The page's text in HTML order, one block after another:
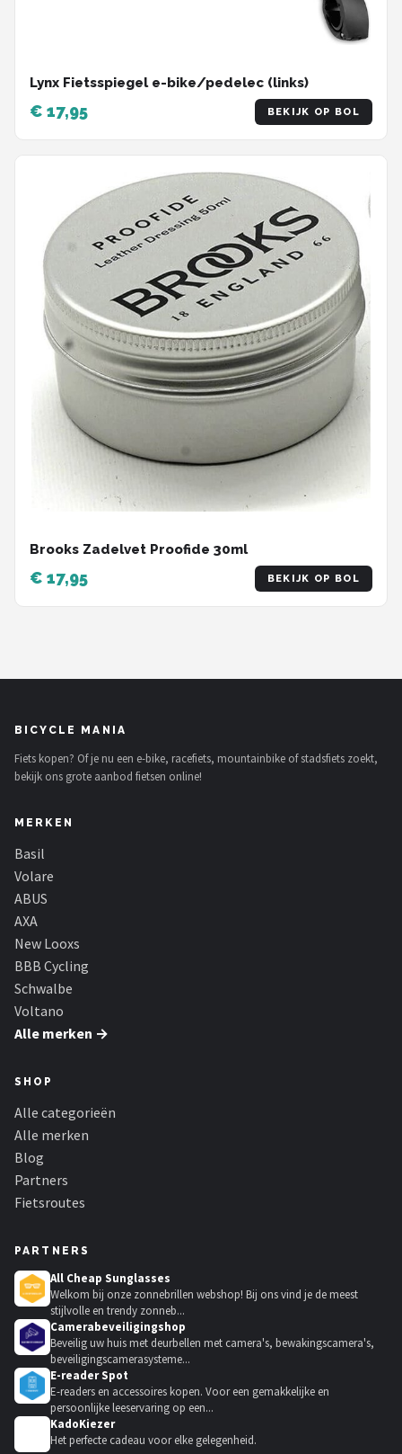
Lynx Fietsspiegel e-bike/pedelec (links)
€ 17,95 BEKIJK OP BOL
Brooks Zadelvet Proofide 30ml
€ 17,95 BEKIJK OP BOL
BICYCLE MANIA
Fiets kopen? Of je nu een e-bike, racefiets, mountainbike of stadsfiets zoekt,
bekijk ons grote aanbod fietsen online!
MERKEN
Basil
Volare
ABUS
AXA
New Looxs
BBB Cycling
Schwalbe
Voltano
Alle merken →
SHOP
Alle categorieën
Alle merken
Blog
Partners
Fietsroutes
PARTNERS
All Cheap Sunglasses
Welkom bij onze zonnebrillen webshop! Bij ons vind je de meest
stijlvolle en trendy zonneb...
Camerabeveiligingshop
Beveilig uw huis met deurbellen met camera's, bewakingscamera's,
beveiligingscamerasysteme...
E-reader Spot
E-readers en accessoires kopen. Voor een gemakkelijke en
persoonlijke leeservaring op een...
KadoKiezer
Het perfecte cadeau voor elke gelegenheid.